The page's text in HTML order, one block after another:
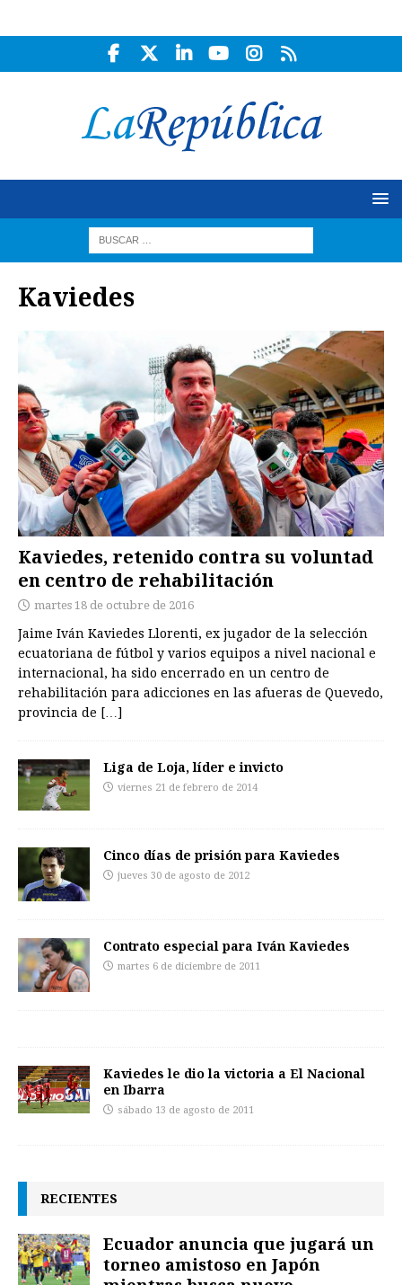
Kaviedes
Kaviedes, retenido contra su voluntad
en centro de rehabilitación
martes 18 de octubre de 2016
Jaime Iván Kaviedes Llorenti, ex jugador de la selección
ecuatoriana de fútbol y varios equipos a nivel nacional e
internacional, ha sido encerrado en un centro de
rehabilitación para adicciones en las afueras de Quevedo,
provincia de […]
Liga de Loja, líder e invicto
viernes 21 de febrero de 2014
Cinco días de prisión para Kaviedes
jueves 30 de agosto de 2012
Contrato especial para Iván Kaviedes
martes 6 de diciembre de 2011
Kaviedes le dio la victoria a El Nacional
en Ibarra
sábado 13 de agosto de 2011
RECIENTES
Ecuador anuncia que jugará un
torneo amistoso en Japón